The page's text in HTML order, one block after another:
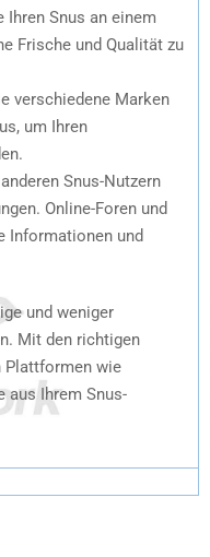
Ihren Snus an einem
Frische und Qualität zu
verschiedene Marken
um Ihren
Snus-Nutzern
Online-Foren und
Informationen und
und weniger
Mit den richtigen
Plattformen wie
aus Ihrem Snus-